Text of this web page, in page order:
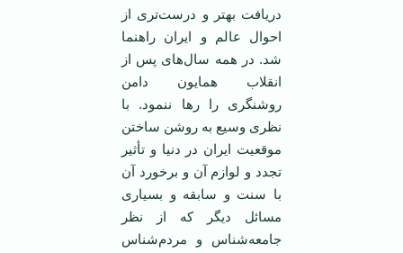
دريافت بهتر و درست‌تری از
احوال عالم و ايران راهنما
شد. در همه سال‌های پس از
انقلاب همايون دامن
روشنگری را رها ننمود. با
نظری وسيع به روشن ساختن
موقعيت ايران در دنيا و تأثير
تجدد و لوازم آن و برخورد آن
با سنت و سابقه و بسياری
مسائل ديگر که از نظر
جامعه‌شناس و مردم‌شناس